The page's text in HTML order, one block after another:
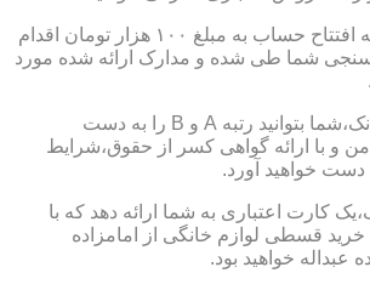
شما باید در این بانک به افتتاح حساب به مبلغ ۱۰۰ هزار تومان اقدام
سنجی شما طی شده و مدارک ارائه شده مورد
اگر در اعتبارسنجی بانک،شما بتوانید رتبه A و B را به دست
و با ارائه گواهی کسر از حقوق،شرایط
دست خواهید آورد.
کارت اعتباری به شما ارائه دهد که با
خرید قسطی لوازم خانگی از امامزاده
عبداله خواهید بود.